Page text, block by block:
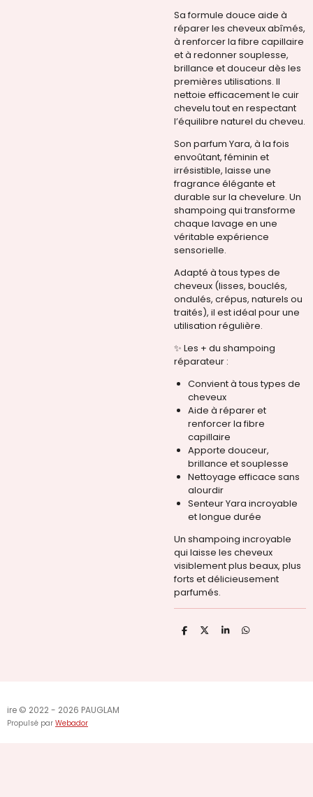
Sa formule douce aide à
réparer les cheveux abîmés,
à renforcer la fibre capillaire
et à redonner souplesse,
brillance et douceur dès les
premières utilisations. Il
nettoie efficacement le cuir
chevelu tout en respectant
l’équilibre naturel du cheveu.
Son parfum Yara, à la fois
envoûtant, féminin et
irrésistible, laisse une
fragrance élégante et
durable sur la chevelure. Un
shampoing qui transforme
chaque lavage en une
véritable expérience
sensorielle.
Adapté à tous types de
cheveux (lisses, bouclés,
ondulés, crépus, naturels ou
traités), il est idéal pour une
utilisation régulière.
✨ Les + du shampoing
réparateur :
Convient à tous types de
cheveux
Aide à réparer et
renforcer la fibre
capillaire
Apporte douceur,
brillance et souplesse
Nettoyage efficace sans
alourdir
Senteur Yara incroyable
et longue durée
Un shampoing incroyable
qui laisse les cheveux
visiblement plus beaux, plus
forts et délicieusement
parfumés.
P
P
P
P
ire © 2022 - 2026 PAUGLAM
Propulsé par Webador